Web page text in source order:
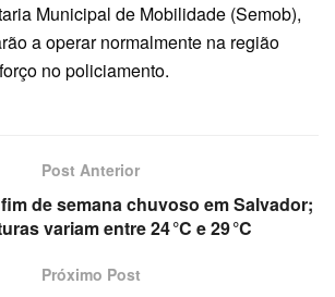
Municipal de Mobilidade (Semob),
a operar normalmente na região
no policiamento.
Post Anterior
de semana chuvoso em Salvador;
variam entre 24 °C e 29 °C
Próximo Post